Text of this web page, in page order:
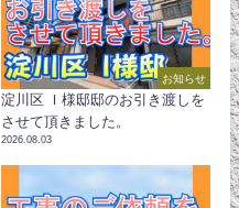
お知らせ
淀川区 Ｉ様邸邸のお引き渡しを
させて頂きました。
2026.08.03